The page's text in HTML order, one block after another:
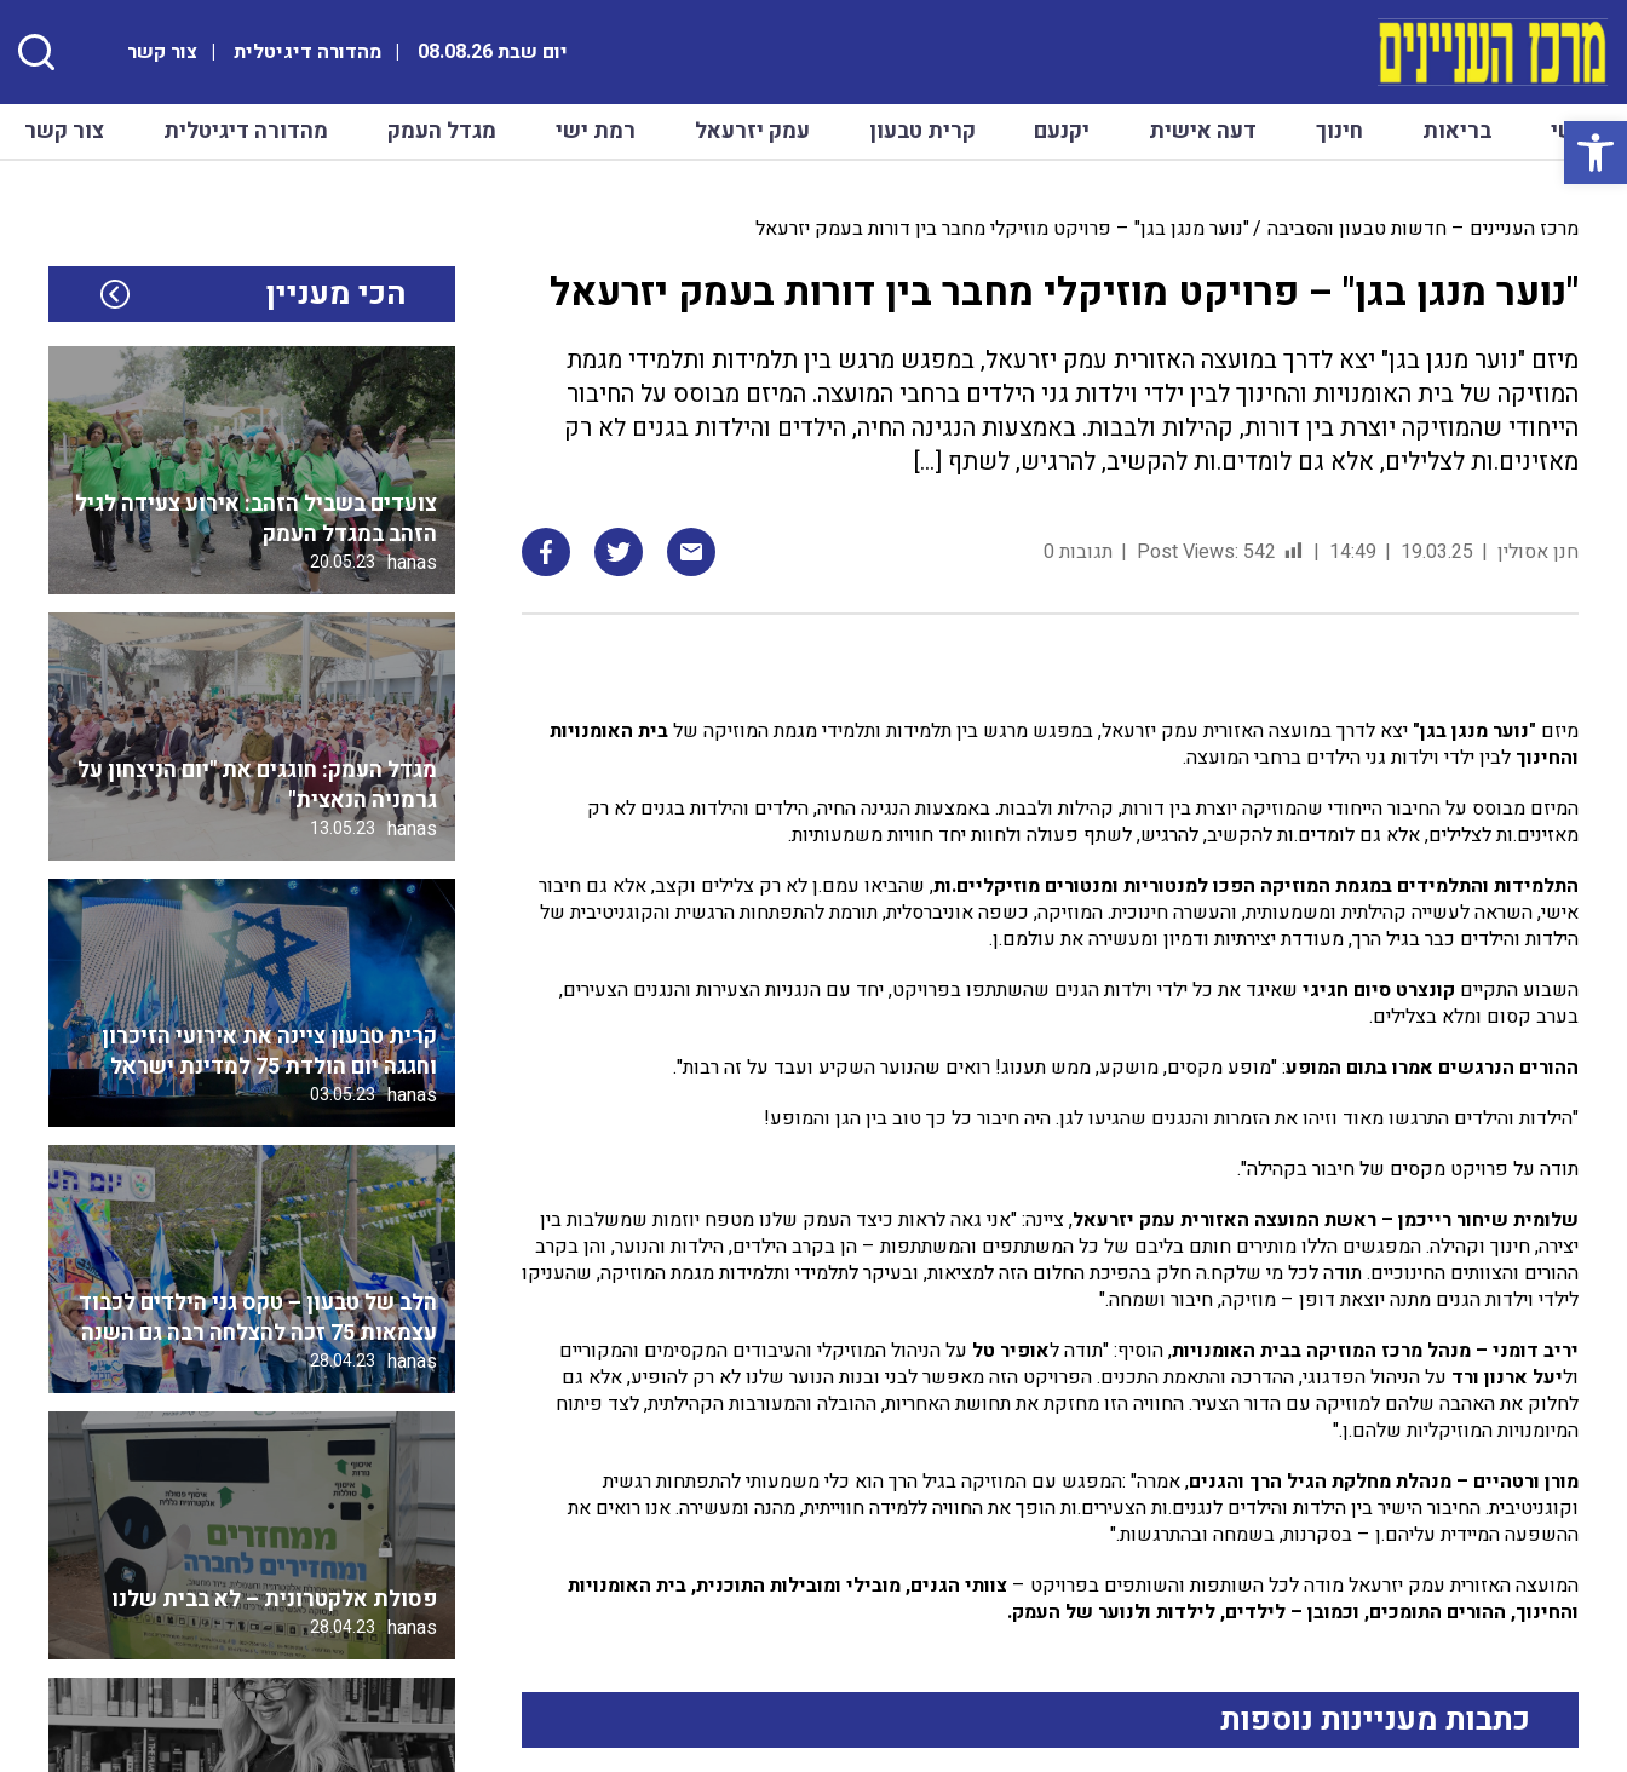
פתח סרגל נגישות
יום שבת 08.08.26 מהדורה דיגיטלית צור קשר
ראשי בריאות חינוך דעה אישית יקנעם קרית טבעון עמק יזרעאל רמת ישי מגדל העמק מהדורה דיגיטלית צור קשר
מרכז העניינים – חדשות טבעון והסביבה "נוער מנגן בגן" – פרויקט מוזיקלי מחבר בין דורות בעמק יזרעאל
"נוער מנגן בגן" – פרויקט מוזיקלי מחבר בין דורות בעמק יזרעאל
מיזם "נוער מנגן בגן" יצא לדרך במועצה האזורית עמק יזרעאל, במפגש מרגש בין תלמידות ותלמידי מגמת
המוזיקה של בית האומנויות והחינוך לבין ילדי וילדות גני הילדים ברחבי המועצה. המיזם מבוסס על החיבור
הייחודי שהמוזיקה יוצרת בין דורות, קהילות ולבבות. באמצעות הנגינה החיה, הילדים והילדות בגנים לא רק
מאזינים.ות לצלילים, אלא גם לומדים.ות להקשיב, להרגיש, לשתף […]
חנן אסולין 19.03.25
14:49
Post Views: 542 תגובות 0
מיזם "נוער מנגן בגן" יצא לדרך במועצה האזורית עמק יזרעאל, במפגש מרגש בין תלמידות ותלמידי מגמת המוזיקה שלבית האומנויות
והחינוך לבין ילדי וילדות גני הילדים ברחבי המועצה.
המיזם מבוסס על החיבור הייחודי שהמוזיקה יוצרת בין דורות, קהילות ולבבות. באמצעות הנגינה החיה, הילדים והילדות בגנים לא רק
מאזינים.ות לצלילים, אלא גם לומדים.ות להקשיב, להרגיש, לשתף פעולה ולחוות יחד חוויות משמעותיות.
התלמידות והתלמידים במגמת המוזיקה הפכו למנטוריות ומנטורים מוזיקליים.ות, שהביאו עמם.ן לא רק צלילים וקצב, אלא גם חיבור
אישי, השראה לעשייה קהילתית ומשמעותית, והעשרה חינוכית. המוזיקה, כשפה אוניברסלית, תורמת להתפתחות הרגשית והקוגניטיבית של
הילדות והילדים כבר בגיל הרך, מעודדת יצירתיות ודמיון ומעשירה את עולמם.ן.
השבוע התקיים קונצרט סיום חגיגי שאיגד את כל ילדי וילדות הגנים שהשתתפו בפרויקט, יחד עם הנגניות הצעירות והנגנים הצעירים,
בערב קסום ומלא בצלילים.
ההורים הנרגשים אמרו בתום המופע: "מופע מקסים, מושקע, ממש תענוג! רואים שהנוער השקיע ועבד על זה רבות".
"הילדות והילדים התרגשו מאוד וזיהו את הזמרות והנגנים שהגיעו לגן. היה חיבור כל כך טוב בין הגן והמופע!
תודה על פרויקט מקסים של חיבור בקהילה".
שלומית שיחור רייכמן – ראשת המועצה האזורית עמק יזרעאל, ציינה: "אני גאה לראות כיצד העמק שלנו מטפח יוזמות שמשלבות בין
יצירה, חינוך וקהילה. המפגשים הללו מותירים חותם בליבם של כל המשתתפים והמשתתפות – הן בקרב הילדים, הילדות והנוער, והן בקרב
ההורים והצוותים החינוכיים. תודה לכל מי שלקח.ה חלק בהפיכת החלום הזה למציאות, ובעיקר לתלמידי ותלמידות מגמת המוזיקה, שהעניקו
לילדי וילדות הגנים מתנה יוצאת דופן – מוזיקה, חיבור ושמחה."
יריב דומני – מנהל מרכז המוזיקה בבית האומנויות, הוסיף: "תודה לאופיר טל על הניהול המוזיקלי והעיבודים המקסימים והמקוריים
וליעל ארנון ורד על הניהול הפדגוגי, ההדרכה והתאמת התכנים. הפרויקט הזה מאפשר לבני ובנות הנוער שלנו לא רק להופיע, אלא גם
לחלוק את האהבה שלהם למוזיקה עם הדור הצעיר. החוויה הזו מחזקת את תחושת האחריות, ההובלה והמעורבות הקהילתית, לצד פיתוח
המיומנויות המוזיקליות שלהם.ן."
מורן ורטהיים – מנהלת מחלקת הגיל הרך והגנים, אמרה" :המפגש עם המוזיקה בגיל הרך הוא כלי משמעותי להתפתחות רגשית
וקוגניטיבית. החיבור הישיר בין הילדות והילדים לנגנים.ות הצעירים.ות הופך את החוויה ללמידה חווייתית, מהנה ומעשירה. אנו רואים את
ההשפעה המיידית עליהם.ן – בסקרנות, בשמחה ובהתרגשות."
המועצה האזורית עמק יזרעאל מודה לכל השותפות והשותפים בפרויקט – צוותי הגנים, מובילי ומובילות התוכנית, בית האומנויות
והחינוך, ההורים התומכים, וכמובן – לילדים, לילדות ולנוער של העמק.
כתבות מעניינות נוספות
הכי מעניין
צועדים בשביל הזהב: אירוע צעידה לגיל
הזהב במגדל העמק
hanas
20.05.23
מגדל העמק: חוגגים את "יום הניצחון על
גרמניה הנאצית"
hanas
13.05.23
קרית טבעון ציינה את אירועי הזיכרון
וחגגה יום הולדת 75 למדינת ישראל
hanas
03.05.23
הלב של טבעון – טקס גני הילדים לכבוד
עצמאות 75 זכה להצלחה רבה גם השנה
hanas
28.04.23
פסולת אלקטרונית – לא בבית שלנו
hanas
28.04.23